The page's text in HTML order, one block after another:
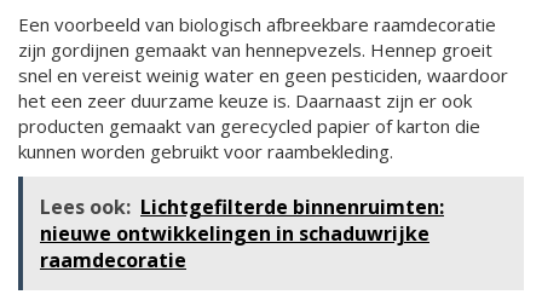
Een voorbeeld van biologisch afbreekbare raamdecoratie
zijn gordijnen gemaakt van hennepvezels. Hennep groeit
snel en vereist weinig water en geen pesticiden, waardoor
het een zeer duurzame keuze is. Daarnaast zijn er ook
producten gemaakt van gerecycled papier of karton die
kunnen worden gebruikt voor raambekleding.
Lees ook: Lichtgefilterde binnenruimten:
nieuwe ontwikkelingen in schaduwrijke
raamdecoratie